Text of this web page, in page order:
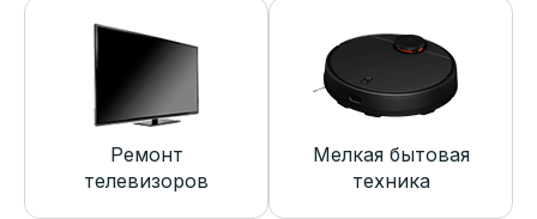
Ремонт
телевизоров
Мелкая бытовая
техника